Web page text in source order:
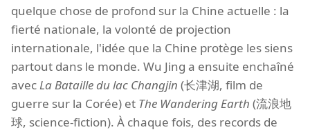
quelque chose de profond sur la Chine actuelle : la
fierté nationale, la volonté de projection
internationale, l'idée que la Chine protège les siens
partout dans le monde. Wu Jing a ensuite enchaîné
avecLa Bataille du lac Changjin (长津湖, film de
guerre sur la Corée) et The Wandering Earth (流浪地
球, science-fiction). À chaque fois, des records de